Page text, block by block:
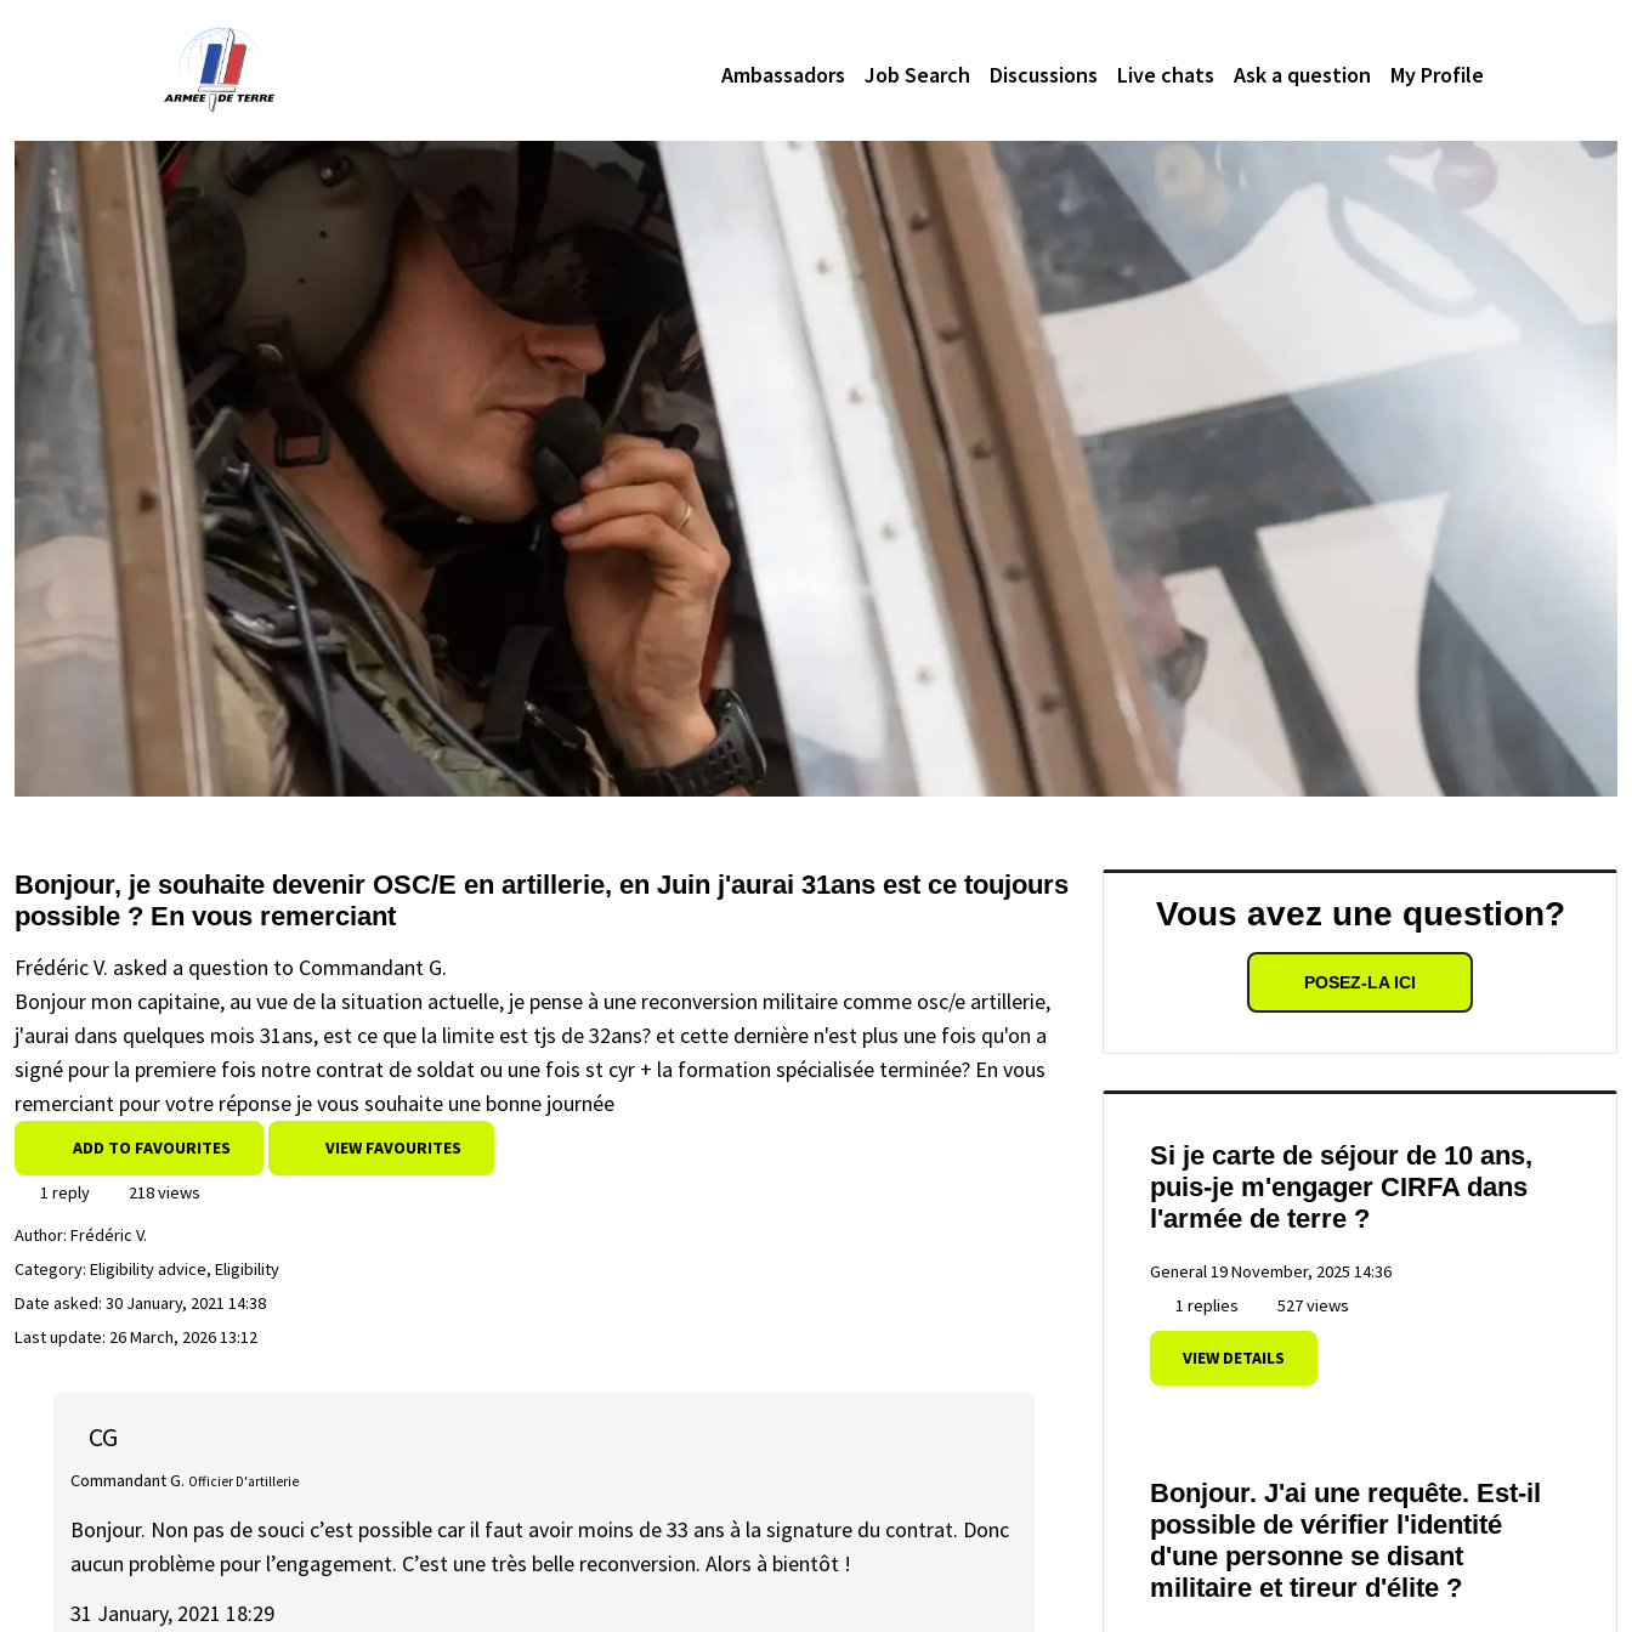
Ambassadors Job Search Discussions Live chats Ask a question My Profile
Bonjour, je souhaite devenir OSC/E en artillerie, en Juin j'aurai 31ans est ce toujours
possible ? En vous remerciant
Frédéric V. asked a question to Commandant G.
Bonjour mon capitaine, au vue de la situation actuelle, je pense à une reconversion militaire comme osc/e artillerie,
j'aurai dans quelques mois 31ans, est ce que la limite est tjs de 32ans? et cette dernière n'est plus une fois qu'on a
signé pour la premiere fois notre contrat de soldat ou une fois st cyr + la formation spécialisée terminée? En vous
remerciant pour votre réponse je vous souhaite une bonne journée
ADD TO FAVOURITES VIEW FAVOURITES
1 reply
218 views
Author: Frédéric V.
Category: Eligibility advice, Eligibility
Date asked: 30 January, 2021 14:38
Last update: 26 March, 2026 13:12
CG
Commandant G. Officier D'artillerie
Bonjour. Non pas de souci c’est possible car il faut avoir moins de 33 ans à la signature du contrat. Donc
aucun problème pour l’engagement. C’est une très belle reconversion. Alors à bientôt !
31 January, 2021 18:29
Vous avez une question?
POSEZ-LA ICI
Si je carte de séjour de 10 ans,
puis-je m'engager CIRFA dans
l'armée de terre ?
General19 November, 2025 14:36
1 replies
527 views
VIEW DETAILS
Bonjour. J'ai une requête. Est-il
possible de vérifier l'identité
d'une personne se disant
militaire et tireur d'élite ?